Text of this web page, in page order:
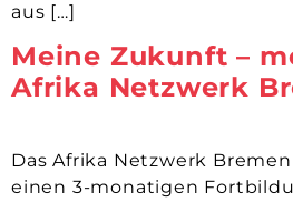
aus […]
Meine Zukunft –
Afrika Netzwerk
Das Afrika Netzwerk Bremen
einen 3-monatigen